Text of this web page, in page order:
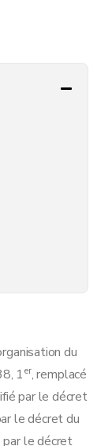
du
1er, remplacé
par le décret
le décret du
par le décret